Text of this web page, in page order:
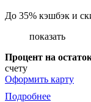
До 35% кэшбэк и
показать
Процент на
счету
Оформить карту
Подробнее